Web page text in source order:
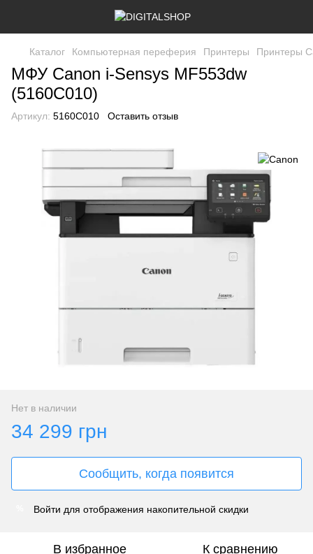
Каталог Компьютерная переферия Принтеры Принтеры
МФУ Canon i-Sensys MF553dw
(5160C010)
Артикул: 5160C010 Оставить отзыв
Нет в наличии
34 299 грн
Сообщить, когда появится
Войти для отображения накопительной скидки
В избранное К сравнению